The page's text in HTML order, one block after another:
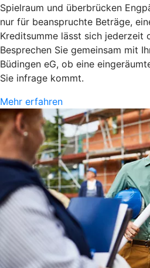
Spielraum und überbrücken
nur für beanspruchte Beträge,
Kreditsumme lässt sich jederzeit
Besprechen Sie gemeinsam mit
Büdingen eG, ob eine
Sie infrage kommt.
Mehr erfahren